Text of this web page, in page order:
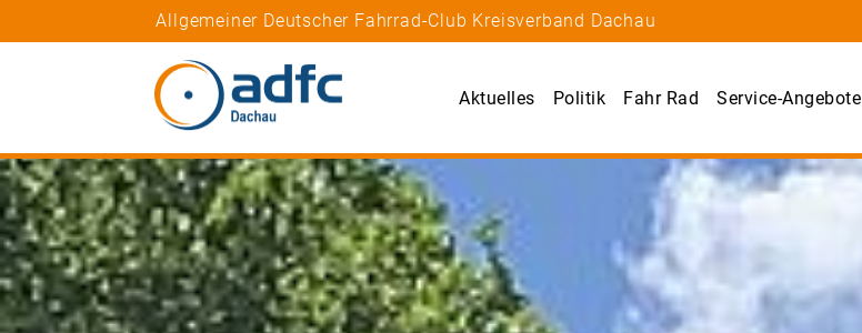
Allgemeiner Deutscher Fahrrad-Club Kreisverband Dachau
Aktuelles Politik Fahr Rad Service-Angebote